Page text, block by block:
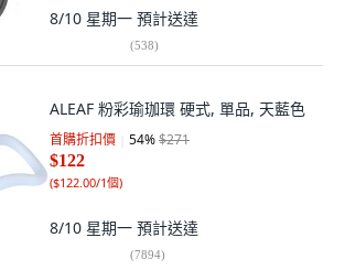
8/10 星期一 預計送達
(538)
ALEAF 粉彩瑜珈環 硬式, 單品, 天藍色
首購折扣價 54%$271
$122
($122.00/1個)
8/10 星期一 預計送達
(7894)